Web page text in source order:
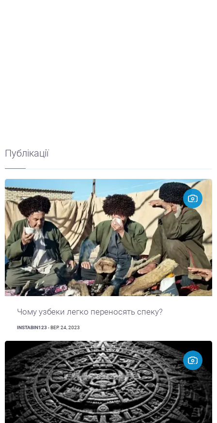
Публікації
Чому узбеки легко переносять спеку?
INSTABIN123 - ВЕР. 24, 2023